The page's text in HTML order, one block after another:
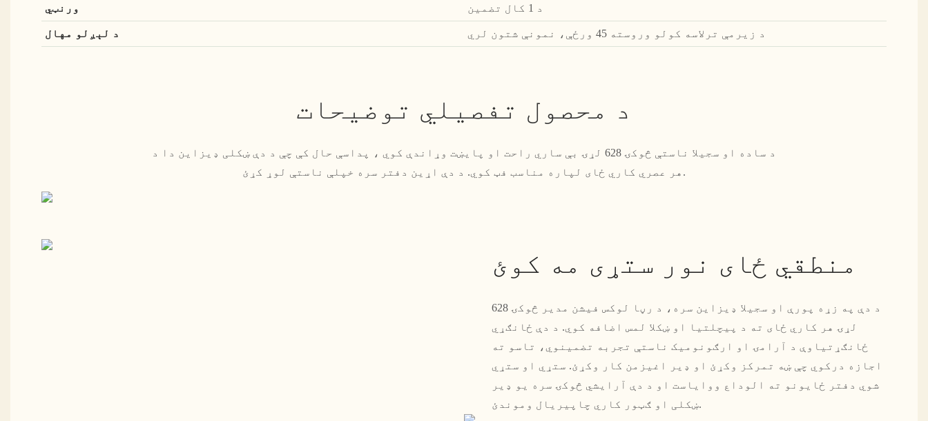
د 1 کال تضمین
د زیرمې ترلاسه کولو وروسته 45 ورځې، نمونې شتون لري
د محصول تفصيلي توضیحات
د ساده او سجیلا ناستې څوکۍ 628 لړۍ بې ساري راحت او پایښت وړاندې کوي ، پداسې حال کې چې د دې ښکلی ډیزاین دا د
هر عصري کاري ځای لپاره مناسب فټ کوي. د دې اړین دفتر سره خپلې ناستې لوړ کړئ.
منطقي ځای نور ستړی مه کوئ
د دې په زړه پورې او سجیلا ډیزاین سره، د رڼا لوکس فیشن مدیر څوکۍ 628
لړۍ هر کاري ځای ته د پیچلتیا او ښکلا لمس اضافه کوي. د دې ځانګړي
ځانګړتیاوې د آرامۍ او ارګونومیک ناستې تجربه تضمینوي، تاسو ته
اجازه درکوي چې ښه تمرکز وکړئ او ډیر اغیزمن کار وکړئ. ستړي او ستړي
شوي دفتر ځایونو ته الوداع ووایاست او د دې آرایشي څوکۍ سره یو ډیر
ښکلی او ګټور کاري چاپیریال وموندئ.